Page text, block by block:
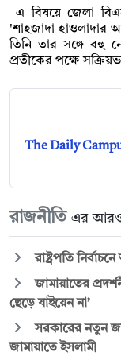
এ বিষয়ে জেলা
'শাহজাদা হাওলাদার
তিনি তার সঙ্গে বহু
প্রতীকের পক্ষে
The Daily
রাজনীতি এর আরও
রাষ্ট্রপতি
জামায়াতের
ছেড়ে যাইয়েন না’
সরকারের নতুন
জামায়াতে ইসলামী